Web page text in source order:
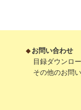
お問い合わせ
目録ダウンロ
その他のお問